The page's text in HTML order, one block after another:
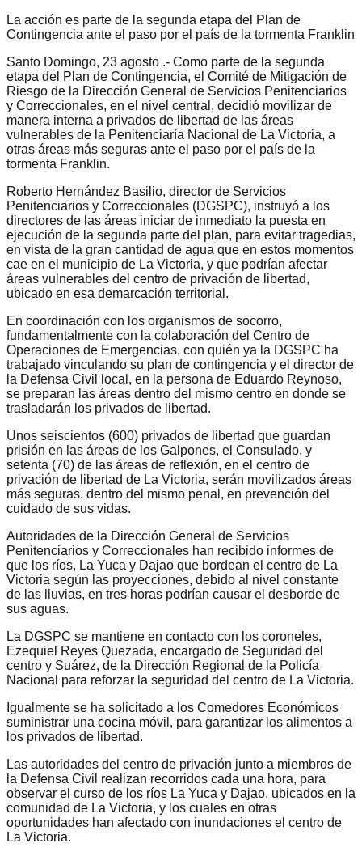
La acción es parte de la segunda etapa del Plan de
Contingencia ante el paso por el país de la tormenta Franklin
Santo Domingo, 23 agosto .- Como parte de la segunda
etapa del Plan de Contingencia, el Comité de Mitigación de
Riesgo de la Dirección General de Servicios Penitenciarios
y Correccionales, en el nivel central, decidió movilizar de
manera interna a privados de libertad de las áreas
vulnerables de la Penitenciaría Nacional de La Victoria, a
otras áreas más seguras ante el paso por el país de la
tormenta Franklin.
Roberto Hernández Basilio, director de Servicios
Penitenciarios y Correccionales (DGSPC), instruyó a los
directores de las áreas iniciar de inmediato la puesta en
ejecución de la segunda parte del plan, para evitar tragedias,
en vista de la gran cantidad de agua que en estos momentos
cae en el municipio de La Victoria, y que podrían afectar
áreas vulnerables del centro de privación de libertad,
ubicado en esa demarcación territorial.
En coordinación con los organismos de socorro,
fundamentalmente con la colaboración del Centro de
Operaciones de Emergencias, con quién ya la DGSPC ha
trabajado vinculando su plan de contingencia y el director de
la Defensa Civil local, en la persona de Eduardo Reynoso,
se preparan las áreas dentro del mismo centro en donde se
trasladarán los privados de libertad.
Unos seiscientos (600) privados de libertad que guardan
prisión en las áreas de los Galpones, el Consulado, y
setenta (70) de las áreas de reflexión, en el centro de
privación de libertad de La Victoria, serán movilizados áreas
más seguras, dentro del mismo penal, en prevención del
cuidado de sus vidas.
Autoridades de la Dirección General de Servicios
Penitenciarios y Correccionales han recibido informes de
que los ríos, La Yuca y Dajao que bordean el centro de La
Victoria según las proyecciones, debido al nivel constante
de las lluvias, en tres horas podrían causar el desborde de
sus aguas.
La DGSPC se mantiene en contacto con los coroneles,
Ezequiel Reyes Quezada, encargado de Seguridad del
centro y Suárez, de la Dirección Regional de la Policía
Nacional para reforzar la seguridad del centro de La Victoria.
Igualmente se ha solicitado a los Comedores Económicos
suministrar una cocina móvil, para garantizar los alimentos a
los privados de libertad.
Las autoridades del centro de privación junto a miembros de
la Defensa Civil realizan recorridos cada una hora, para
observar el curso de los ríos La Yuca y Dajao, ubicados en la
comunidad de La Victoria, y los cuales en otras
oportunidades han afectado con inundaciones el centro de
La Victoria.